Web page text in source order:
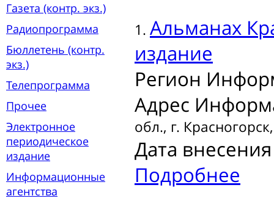
Газета (контр. экз.)
Радиопрограмма
Бюллетень (контр.
экз.)
Телепрограмма
Прочее
Электронное
периодическое
издание
Информационные
агентства
1. Альманах
издание
Регион
Адрес
обл., г.
Дата
Подробнее